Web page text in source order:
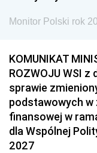
Monitor Polski rok
KOMUNIKAT
ROZWOJU WSI z
sprawie
podstawowych
finansowej w
dla Wspólnej
2027